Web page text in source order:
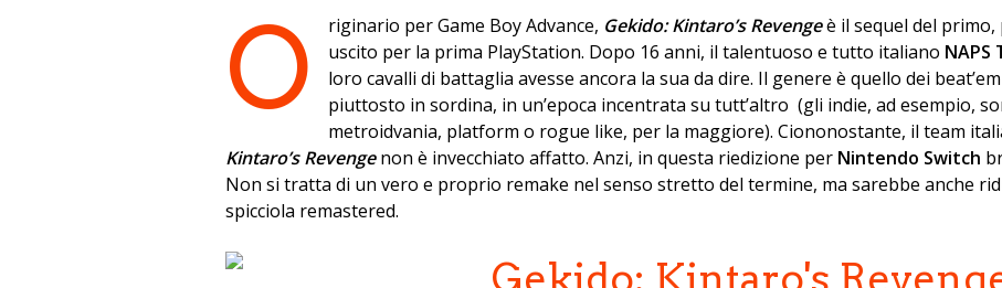
O riginario per Game Boy Advance, Gekido: Kintaro’s Revengeè il sequel del
uscito per la prima PlayStation. Dopo 16 anni, il talentuoso e tutto italiano NAPS
loro cavalli di battaglia avesse ancora la sua da dire. Il genere è quello dei
piuttosto in sordina, in un’epoca incentrata su tutt’altro (gli indie, ad esempio,
metroidvania, platform o rogue like, per la maggiore). Ciononostante, il team
Kintaro’s Revengenon è invecchiato affatto. Anzi, in questa riedizione per Nintendo Switch
Non si tratta di un vero e proprio remake nel senso stretto del termine, ma sarebbe anche
spicciola remastered.